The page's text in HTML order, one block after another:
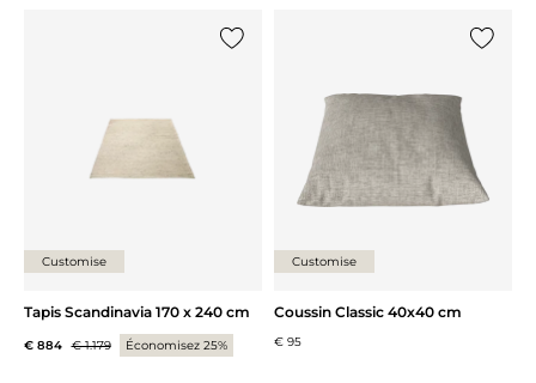
Customise
Tapis Scandinavia 170 x 240 cm
€ 884 € 1.179 Économisez 25%
Customise
Coussin Classic 40x40 cm
€ 95